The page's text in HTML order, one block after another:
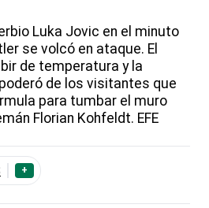
Luka Jovic en el minuto
se volcó en ataque. El
de temperatura y la
de los visitantes que
para tumbar el muro
Florian Kohfeldt. EFE
+